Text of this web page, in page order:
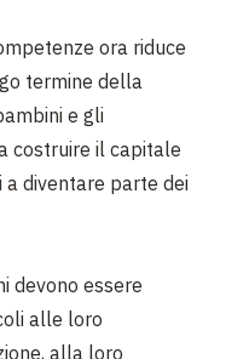
ora riduce
termine della
e gli
costruire il capitale
diventare parte dei
devono essere
alle loro
alla loro